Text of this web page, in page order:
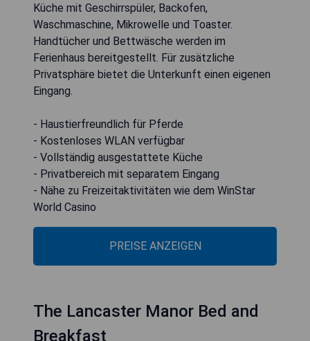
Küche mit Geschirrspüler, Backofen,
Waschmaschine, Mikrowelle und Toaster.
Handtücher und Bettwäsche werden im
Ferienhaus bereitgestellt. Für zusätzliche
Privatsphäre bietet die Unterkunft einen eigenen
Eingang.
- Haustierfreundlich für Pferde
- Kostenloses WLAN verfügbar
- Vollständig ausgestattete Küche
- Privatbereich mit separatem Eingang
- Nähe zu Freizeitaktivitäten wie dem WinStar
World Casino
PREISE ANZEIGEN
The Lancaster Manor Bed and
Breakfast